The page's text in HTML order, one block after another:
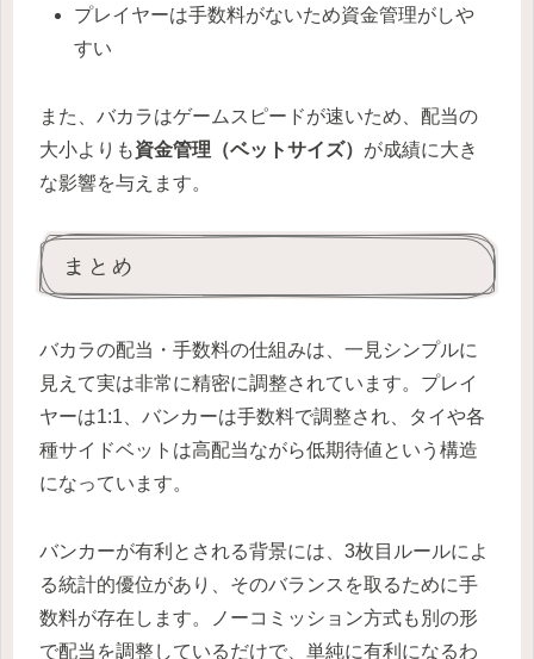
プレイヤーは手数料がないため資金管理がしや
すい
また、バカラはゲームスピードが速いため、配当の
大小よりも資金管理（ベットサイズ） が成績に大き
な影響を与えます。
まとめ
バカラの配当・手数料の仕組みは、一見シンプルに
見えて実は非常に精密に調整されています。プレイ
ヤーは1:1、バンカーは手数料で調整され、タイや各
種サイドベットは高配当ながら低期待値という構造
になっています。
バンカーが有利とされる背景には、3枚目ルールによ
る統計的優位があり、そのバランスを取るために手
数料が存在します。ノーコミッション方式も別の形
で配当を調整しているだけで、単純に有利になるわ